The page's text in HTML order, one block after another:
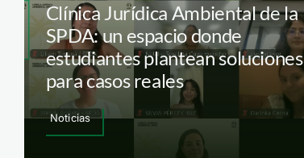
Clínica Jurídica Ambiental de la
SPDA: un espacio donde
estudiantes plantean soluciones
para casos reales
Noticias